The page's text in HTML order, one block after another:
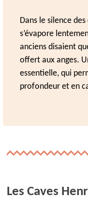
Dans le silence
s’évapore
anciens disaient
offert aux anges.
essentielle, qui
profondeur et en
Les Caves